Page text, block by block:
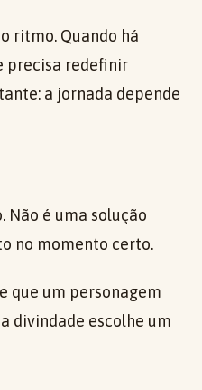
ritmo. Quando há
precisa redefinir
a jornada depende
Não é uma solução
no momento certo.
que um personagem
divindade escolhe um